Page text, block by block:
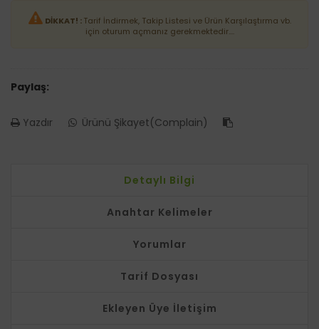
DİKKAT! :Tarif İndirmek, Takip Listesi ve Ürün Karşılaştırma vb.
için oturum açmanız gerekmektedir....
Paylaş:
Yazdır Ürünü Şikayet(Complain)
Detaylı Bilgi
Anahtar Kelimeler
Yorumlar
Tarif Dosyası
Ekleyen Üye İletişim